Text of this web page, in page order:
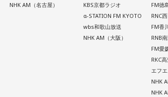
NHK AM（名古屋）
KBS京都ラジオ
α-STATION FM KYOTO
wbs和歌山放送
NHK AM（大阪）
FM徳
RNC
FM香
RNB
FM愛
RKC
エフ
NHK
NHK